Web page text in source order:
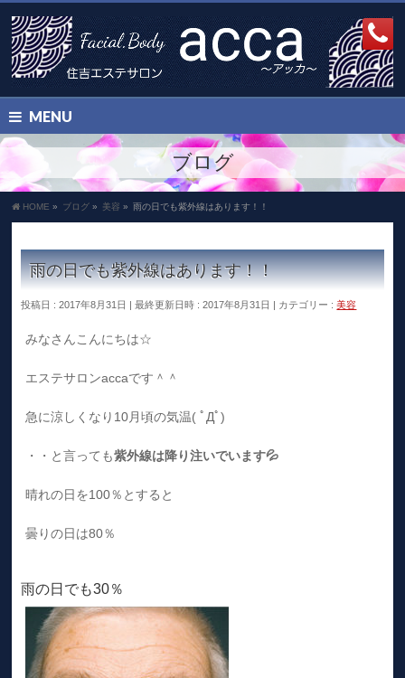
MENU
ブログ
HOME » ブログ » 美容 » 雨の日でも紫外線はあります！！
雨の日でも紫外線はあります！！
投稿日 : 2017年8月31日 最終更新日時 : 2017年8月31日 カテゴリー :美容
みなさんこんにちは☆
エステサロンaccaです＾＾
急に涼しくなり10月頃の気温( ﾟДﾟ)
・・と言っても紫外線は降り注いでいます💦
晴れの日を100％とすると
曇りの日は80％
雨の日でも30％